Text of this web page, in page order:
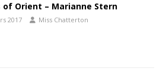
of Orient – Marianne Stern
2017 Miss Chatterton